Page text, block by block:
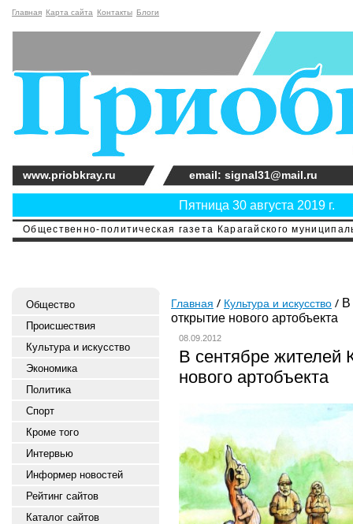
Главная Карта сайта Контакты Блоги
Общественно-политическая газета Карагайского
Пятница 30 августа 2019 г.
www.priobkray.ru email: signal31@mail.ru
Общество
Происшествия
Культура и искусство
Экономика
Политика
Спорт
Кроме того
Интервью
Информер новостей
Рейтинг сайтов
Каталог сайтов
Главная Культура и искусство
В
открытие нового артобъекта
08.09.2012
В сентябре жителей
нового артобъекта